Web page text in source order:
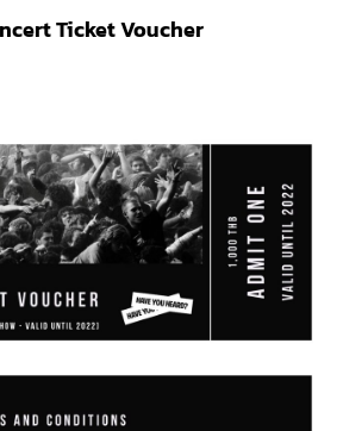
Ticket Voucher